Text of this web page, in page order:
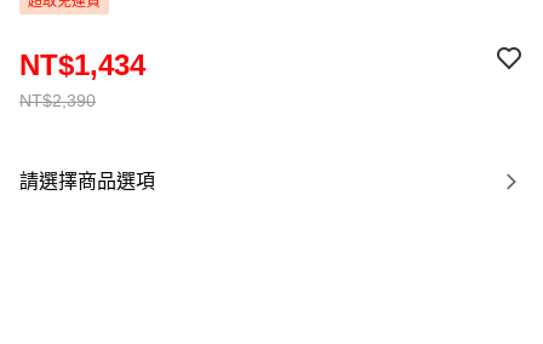
NT$2,390
NT$1,434
請選擇商品選項